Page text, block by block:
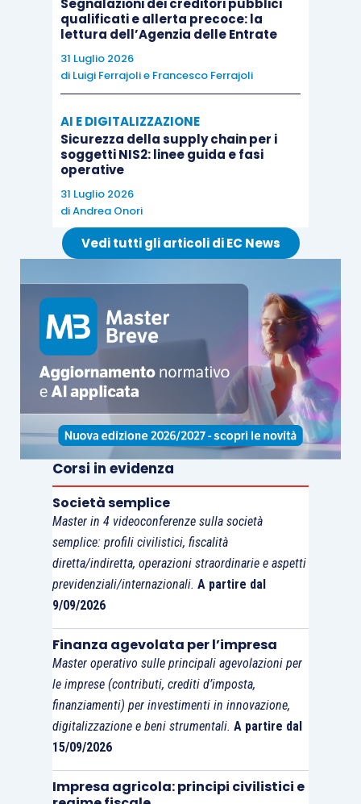
Segnalazioni dei creditori pubblici
qualificati e allerta precoce: la
lettura dell’Agenzia delle Entrate
31 Luglio 2026
di Luigi Ferrajolie Francesco Ferrajoli
AI E DIGITALIZZAZIONE
Sicurezza della supply chain per i
soggetti NIS2: linee guida e fasi
operative
31 Luglio 2026
diAndrea Onori
Vedi tutti gli articoli di EC News
Corsi in evidenza
Società semplice
Master in 4 videoconferenze sulla società
semplice: profili civilistici, fiscalità
diretta/indiretta, operazioni straordinarie e aspetti
previdenziali/internazionali. A partire dal
9/09/2026
Finanza agevolata per l’impresa
Master operativo sulle principali agevolazioni per
le imprese (contributi, crediti d’imposta,
finanziamenti) per investimenti in innovazione,
digitalizzazione e beni strumentali. A partire dal
15/09/2026
Impresa agricola: principi civilistici e